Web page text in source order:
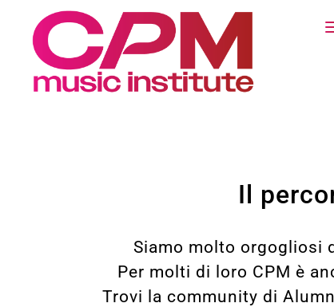
Il
Siamo molto orgogliosi
Per molti di loro CPM è
Trovi la community di